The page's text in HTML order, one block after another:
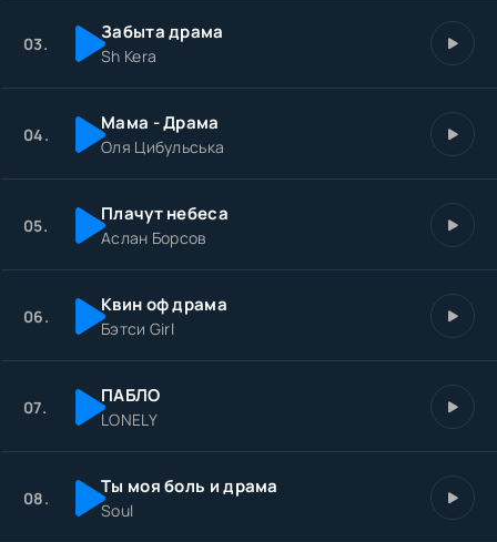
03. Забыта драма
Sh Kera
04. Мама - Драма
Оля Цибульська
05. Плачут небеса
Аслан Борсов
06. Квин оф драма
Бэтси Girl
07. ПАБЛО
LONELY
08. Ты моя боль и драма
Soul